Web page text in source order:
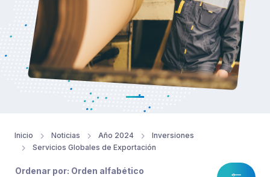
Inicio Noticias Año 2024
Inversiones
Servicios Globales de Exportación
Ordenar por: Orden alfabético